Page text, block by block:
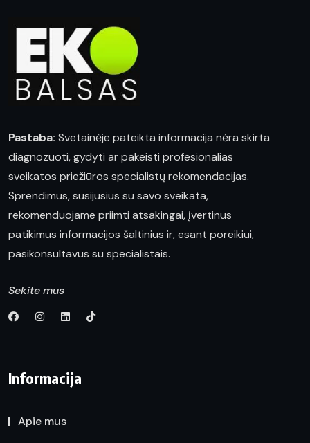
Pastaba: Svetainėje pateikta informacija nėra skirta
diagnozuoti, gydyti ar pakeisti profesionalias
sveikatos priežiūros specialistų rekomendacijas.
Sprendimus, susijusius su savo sveikata,
rekomenduojame priimti atsakingai, įvertinus
patikimus informacijos šaltinius ir, esant poreikiui,
pasikonsultavus su specialistais.
Sekite mus
Informacija
Apie mus